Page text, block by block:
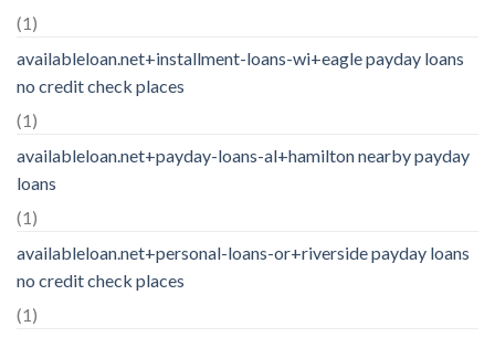
(1)
availableloan.net+installment-loans-wi+eagle payday loans
no credit check places
(1)
availableloan.net+payday-loans-al+hamilton nearby payday
loans
(1)
availableloan.net+personal-loans-or+riverside payday loans
no credit check places
(1)